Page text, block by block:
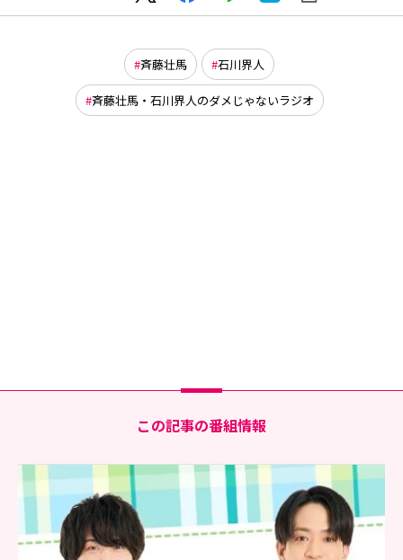
斉藤壮馬 石川界人
斉藤壮馬・石川界人のダメじゃないラジオ
この記事の番組情報